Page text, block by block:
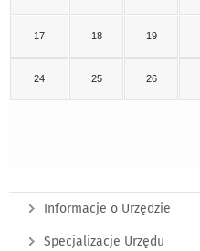
17 18 19
24 25 26
Informacje o Urzędzie
Specjalizacje Urzędu